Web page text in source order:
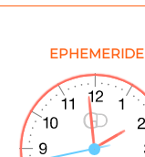
EPHEMERIDE